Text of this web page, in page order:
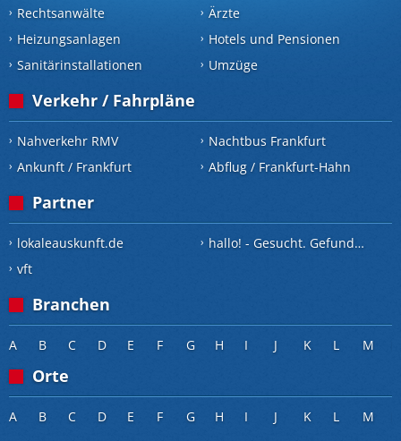
Rechtsanwälte Ärzte
Heizungsanlagen
Hotels und Pensionen
Sanitärinstallationen
Umzüge
Verkehr / Fahrpläne
Nahverkehr RMV Nachtbus Frankfurt
Ankunft / Frankfurt
Abflug / Frankfurt-Hahn
Partner
lokaleauskunft.de hallo! - Gesucht. Gefunden.
vft
Branchen
A B C D E F G H I J K L M
Orte
A B C D E F G H I J K L M